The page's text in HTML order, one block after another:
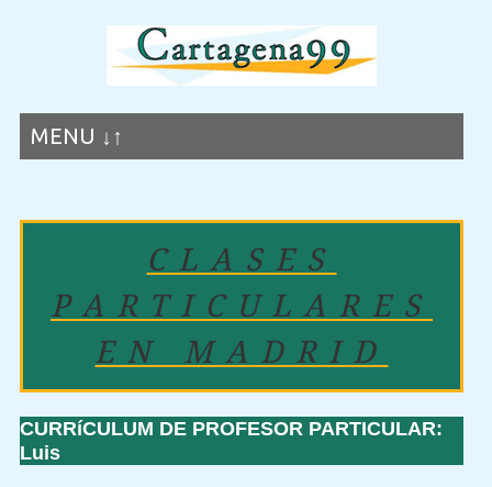
MENU ↓↑
CLASES
PARTICULARES
EN MADRID
CURRíCULUM DE PROFESOR PARTICULAR:
Luis